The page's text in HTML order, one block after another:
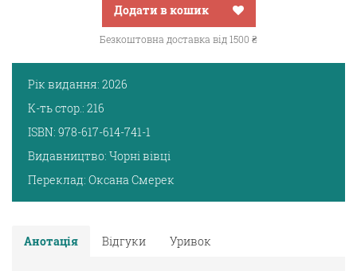
Додати в кошик
Безкоштовна доставка від 1500 ₴
Рік видання: 2026
К-ть стор.: 216
ISBN: 978-617-614-741-1
Видавництво: Чорні вівці
Переклад: Оксана Смерек
Анотація Відгуки Уривок